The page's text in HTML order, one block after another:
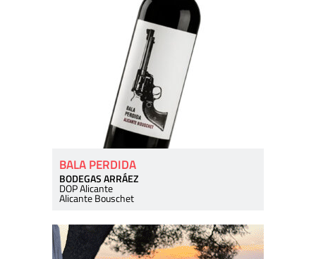
BALA PERDIDA
BODEGAS ARRÁEZ
DOP Alicante
Alicante Bouschet